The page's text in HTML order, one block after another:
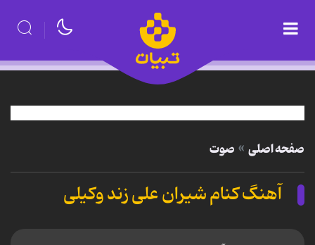
صفحه اصلی صوت
آهنگ کنام شیران علی زند وکیلی